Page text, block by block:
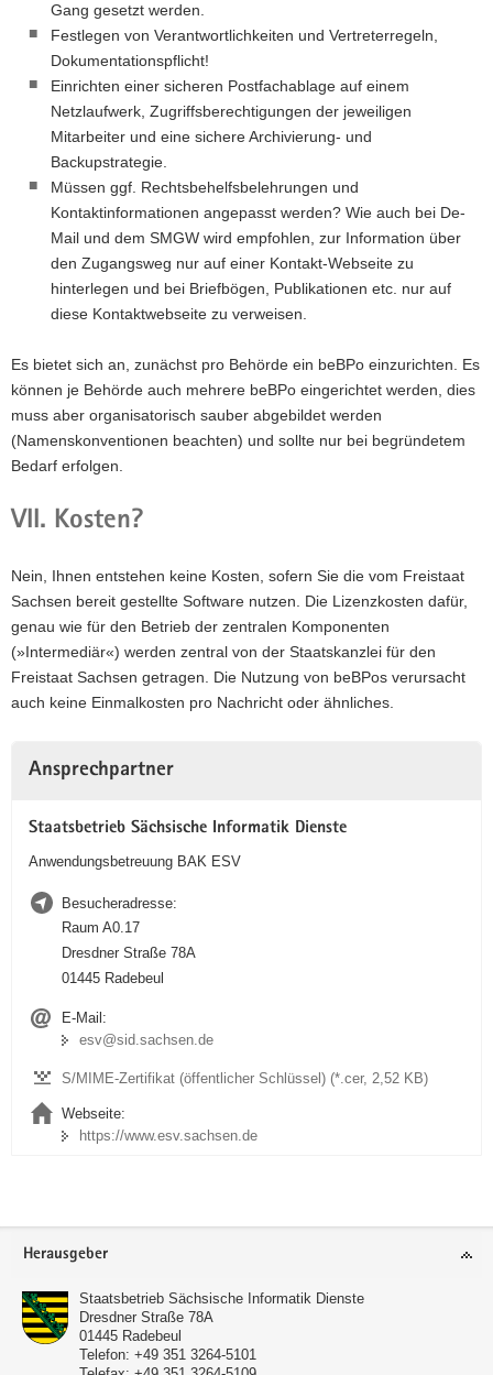
Gang gesetzt werden.
Festlegen von Verantwortlichkeiten und Vertreterregeln,
Dokumentationspflicht!
Einrichten einer sicheren Postfachablage auf einem
Netzlaufwerk, Zugriffsberechtigungen der jeweiligen
Mitarbeiter und eine sichere Archivierung- und
Backupstrategie.
Müssen ggf. Rechtsbehelfsbelehrungen und
Kontaktinformationen angepasst werden? Wie auch bei De-
Mail und dem SMGW wird empfohlen, zur Information über
den Zugangsweg nur auf einer Kontakt-Webseite zu
hinterlegen und bei Briefbögen, Publikationen etc. nur auf
diese Kontaktwebseite zu verweisen.
Es bietet sich an, zunächst pro Behörde ein beBPo einzurichten. Es
können je Behörde auch mehrere beBPo eingerichtet werden, dies
muss aber organisatorisch sauber abgebildet werden
(Namenskonventionen beachten) und sollte nur bei begründetem
Bedarf erfolgen.
VII. Kosten?
Nein, Ihnen entstehen keine Kosten, sofern Sie die vom Freistaat
Sachsen bereit gestellte Software nutzen. Die Lizenzkosten dafür,
genau wie für den Betrieb der zentralen Komponenten
(»Intermediär«) werden zentral von der Staatskanzlei für den
Freistaat Sachsen getragen. Die Nutzung von beBPos verursacht
auch keine Einmalkosten pro Nachricht oder ähnliches.
Information
Ansprechpartner
Staatsbetrieb Sächsische Informatik Dienste
Anwendungsbetreuung BAK ESV
Besucheradresse:
Raum A0.17
Dresdner Straße 78A
01445 Radebeul
E-Mail:
esv@sid.sachsen.de
S/MIME-Zertifikat (öffentlicher Schlüssel) (*.cer, 2,52 KB)
Webseite:
https://www.esv.sachsen.de
Footer-
Herausgeber
Staatsbetrieb Sächsische Informatik Dienste
Dresdner Straße 78A
01445 Radebeul
Telefon: +49 351 3264-5101